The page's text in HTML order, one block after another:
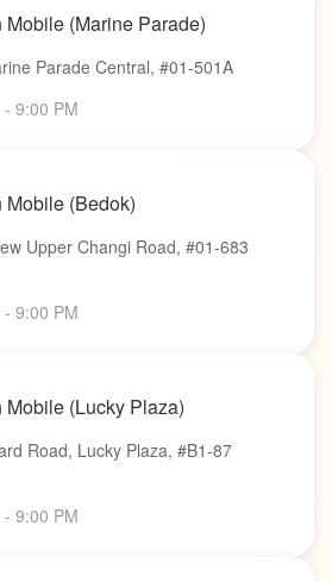
Mobile (Marine Parade)
Parade Central, #01-501A
9:00 PM
Mobile (Bedok)
Upper Changi Road, #01-683
9:00 PM
Mobile (Lucky Plaza)
Road, Lucky Plaza, #B1-87
9:00 PM